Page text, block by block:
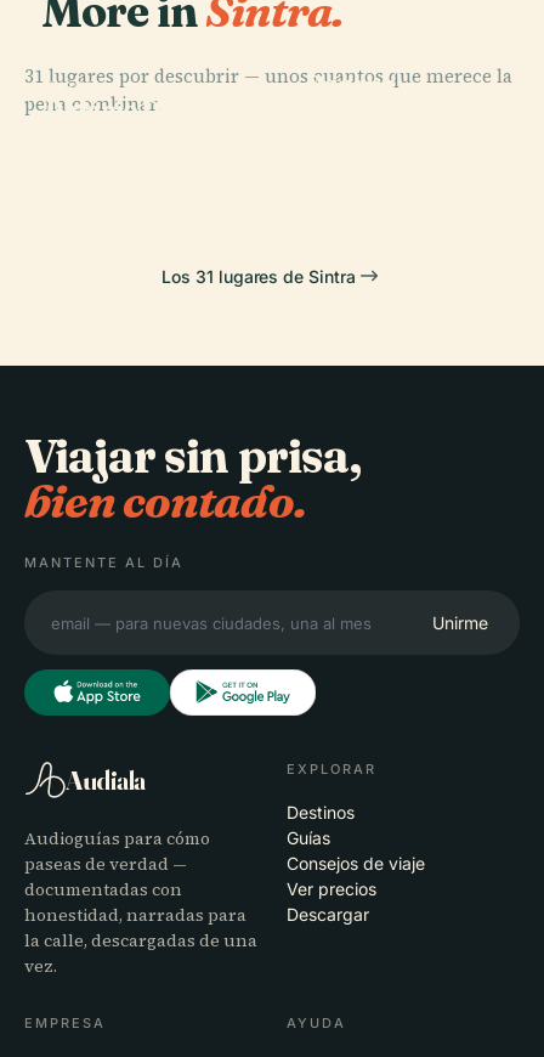
More inSintra.
31 lugares por descubrir — unos cuantos que merece la
pena combinar.
PLACE
Palácio Da
Parque
PLACE
PLACE
Los 31 lugares de Sintra
Viajar sin prisa,
bien contado.
MANTENTE AL DÍA
Unirme
Audiala
Audioguías para cómo
paseas de verdad —
documentadas con
honestidad, narradas para
la calle, descargadas de una
vez.
EXPLORAR
Destinos
Guías
Consejos de viaje
Ver precios
Descargar
EMPRESA AYUDA